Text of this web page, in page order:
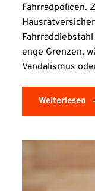
Fahrradpolicen.
enge Grenzen,
Vandalismus
Weiterlesen